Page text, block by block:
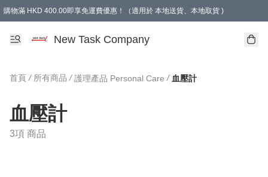
購物滿 HKD 400.00即享免運費優惠！（適用於 本地送貨、本地取貨 )
New Task Company
首頁 / 所有商品 / 護理產品 Personal Care / 血壓計
血壓計
3項 商品